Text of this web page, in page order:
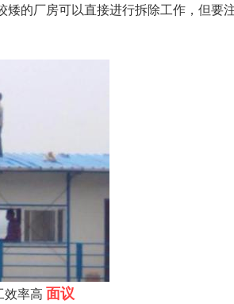
的厂房可以直接进行拆除工作，但
效率高 面议